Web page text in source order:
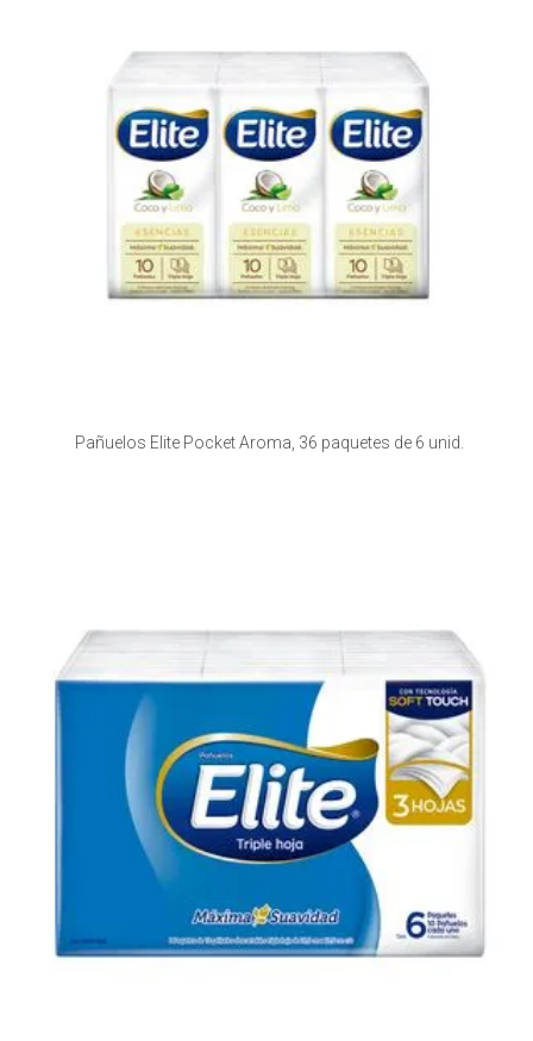
Pañuelos Elite Pocket Aroma, 36 paquetes de 6 unid.